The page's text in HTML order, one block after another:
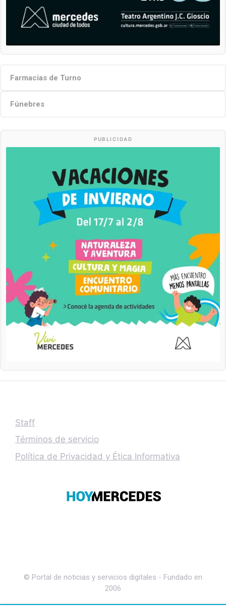
Farmacias de Turno
Fúnebres
PUBLICIDAD
Staff
Términos de servicio
Política de Privacidad y Ética Informativa
© Portal de noticias y servicios digitales - Fundado en
2006